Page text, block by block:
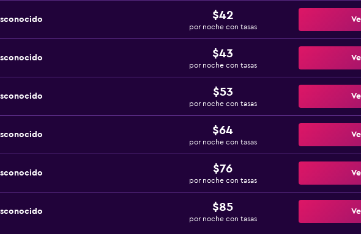
$42
por noche con tasas
$43
por noche con tasas
$53
por noche con tasas
$64
por noche con tasas
$76
por noche con tasas
$85
por noche con tasas